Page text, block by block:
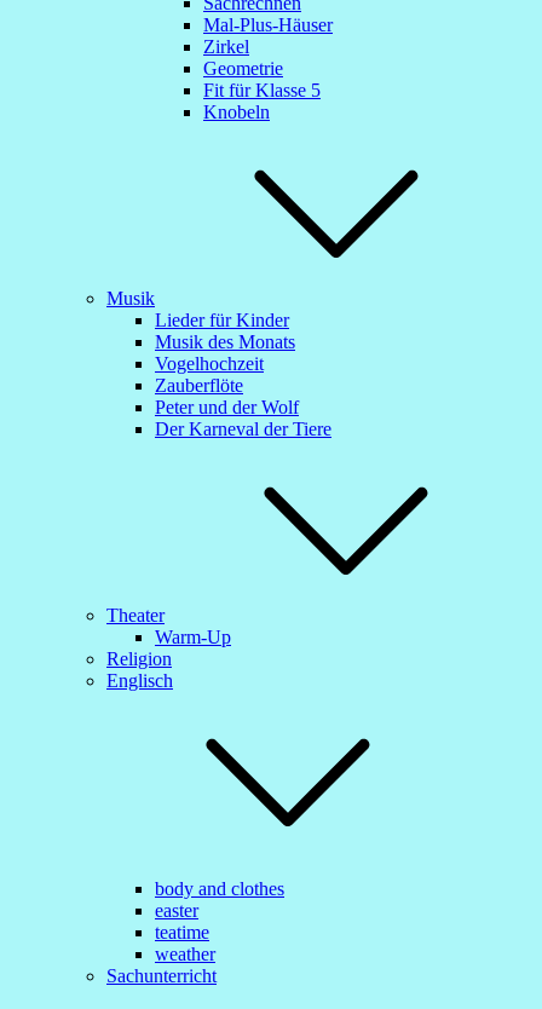
Mal-Plus-Häuser
Zirkel
Geometrie
Fit für Klasse 5
Knobeln
Musik
Lieder für Kinder
Musik des Monats
Vogelhochzeit
Zauberflöte
Peter und der Wolf
Der Karneval der Tiere
Theater
Warm-Up
Religion
Englisch
body and clothes
easter
teatime
weather
Sachunterricht